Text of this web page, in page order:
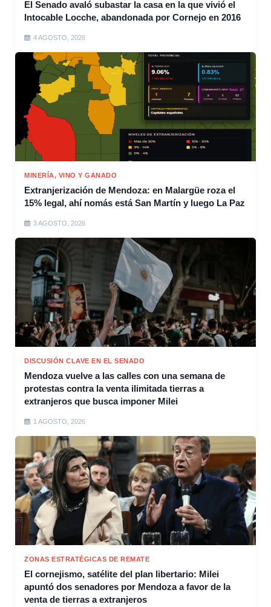
El Senado avaló subastar la casa en la que vivió el
Intocable Locche, abandonada por Cornejo en 2016
4 AGOSTO, 2026
MINERÍA, VINO Y GANADO
Extranjerización de Mendoza: en Malargüe roza el
15% legal, ahí nomás está San Martín y luego La Paz
3 AGOSTO, 2026
DISCUSIÓN CLAVE EN EL SENADO
Mendoza vuelve a las calles con una semana de
protestas contra la venta ilimitada tierras a
extranjeros que busca imponer Milei
1 AGOSTO, 2026
ZONAS ESTRATÉGICAS DE REMATE
El cornejismo, satélite del plan libertario: Milei
apuntó dos senadores por Mendoza a favor de la
venta de tierras a extranjeros